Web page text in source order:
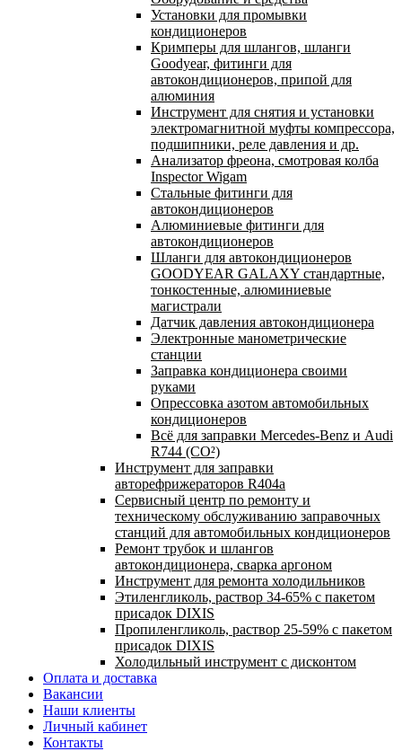
Установки для промывки
кондиционеров
Кримперы для шлангов, шланги
Goodyear, фитинги для
автокондиционеров, припой для
алюминия
Инструмент для снятия и установки
электромагнитной муфты компрессора,
подшипники, реле давления и др.
Анализатор фреона, смотровая колба
Inspector Wigam
Стальные фитинги для
автокондиционеров
Алюминиевые фитинги для
автокондиционеров
Шланги для автокондиционеров
GOODYEAR GALAXY стандартные,
тонкостенные, алюминиевые
магистрали
Датчик давления автокондиционера
Электронные манометрические
станции
Заправка кондиционера своими
руками
Опрессовка азотом автомобильных
кондиционеров
Всё для заправки Mercedes-Benz и Audi
R744 (CO²)
Инструмент для заправки
авторефрижераторов R404a
Сервисный центр по ремонту и
техническому обслуживанию заправочных
станций для автомобильных кондиционеров
Ремонт трубок и шлангов
автокондиционера, сварка аргоном
Инструмент для ремонта холодильников
Этиленгликоль, раствор 34-65% с пакетом
присадок DIXIS
Пропиленгликоль, раствор 25-59% с пакетом
присадок DIXIS
Холодильный инструмент с дисконтом
Оплата и доставка
Вакансии
Наши клиенты
Личный кабинет
Контакты